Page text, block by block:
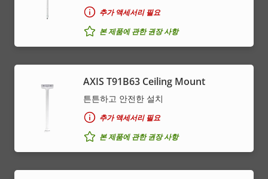
추가 액세서리 필요
본 제품에 관한 권장 사항
AXIS T91B63 Ceiling Mount
튼튼하고 안전한 설치
추가 액세서리 필요
본 제품에 관한 권장 사항